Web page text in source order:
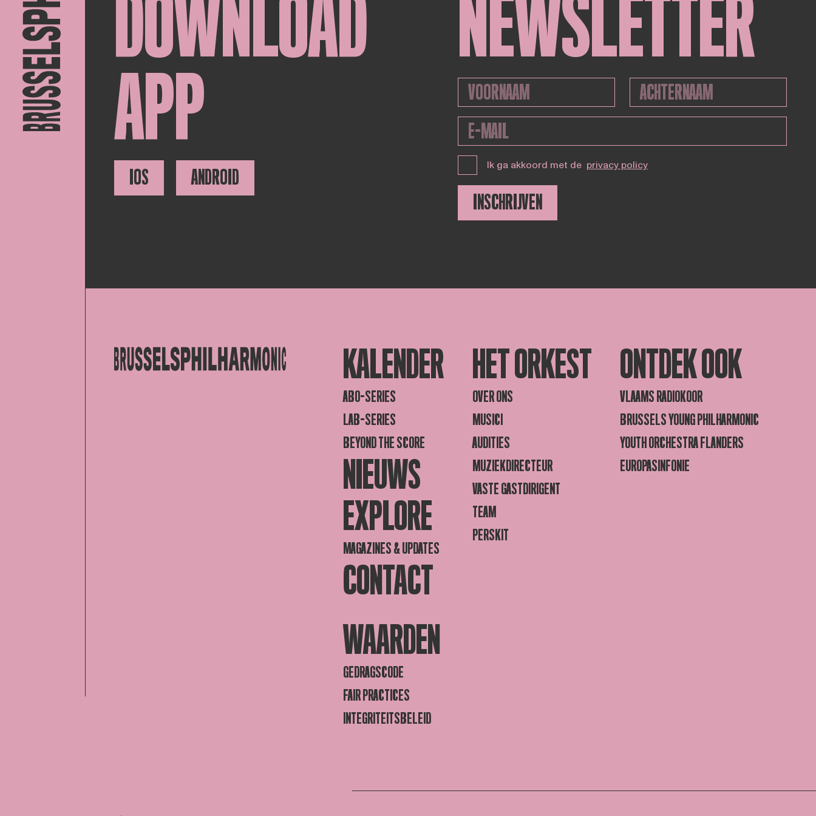
DOWNLOAD
APP
IOS ANDROID
NEWSLETTER
Ik ga akkoord met de privacy policy
INSCHRIJVEN
KALENDER
ABO-SERIES
LAB-SERIES
BEYOND THE SCORE
NIEUWS
EXPLORE
MAGAZINES & UPDATES
CONTACT
HET ORKEST
OVER ONS
MUSICI
AUDITIES
MUZIEKDIRECTEUR
VASTE GASTDIRIGENT
TEAM
PERSKIT
ONTDEK OOK
VLAAMS RADIOKOOR
BRUSSELS YOUNG PHILHARMONIC
YOUTH ORCHESTRA FLANDERS
EUROPASINFONIE
WAARDEN
GEDRAGSCODE
FAIR PRACTICES
INTEGRITEITSBELEID